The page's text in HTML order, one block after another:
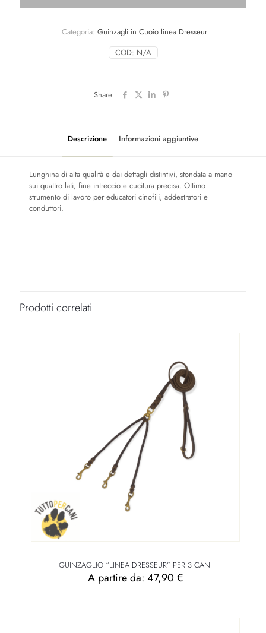
COD: N/A
Categoria: Guinzagli in Cuoio linea Dresseur
Share
Descrizione Informazioni aggiuntive
Lunghina di alta qualità e dai dettagli distintivi, stondata a mano
sui quattro lati, fine intreccio e cucitura precisa. Ottimo
strumento di lavoro per educatori cinofili, addestratori e
conduttori.
Larghezza
Prodotti correlati
GUINZAGLIO “LINEA DRESSEUR” PER 3 CANI
A partire da: 47,90 €